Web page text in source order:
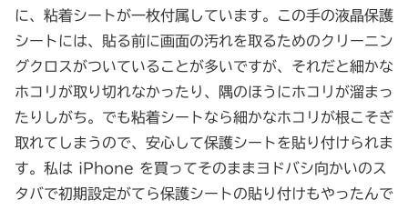
に、粘着シートが一枚付属しています。この手の液晶保護
シートには、貼る前に画面の汚れを取るためのクリーニン
グクロスがついていることが多いですが、それだと細かな
ホコリが取り切れなかったり、隅のほうにホコリが溜まっ
たりしがち。でも粘着シートなら細かなホコリが根こそぎ
取れてしまうので、安心して保護シートを貼り付けられま
す。私は iPhone を買ってそのままヨドバシ向かいのス
タバで初期設定がてら保護シートの貼り付けもやったんで